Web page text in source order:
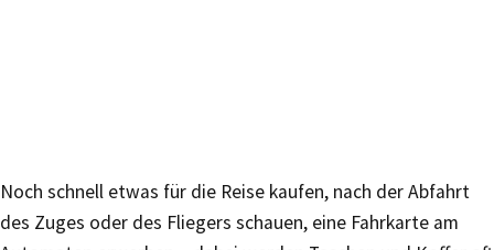
Noch schnell etwas für die Reise kaufen, nach der Abfahrt
des Zuges oder des Fliegers schauen, eine Fahrkarte am